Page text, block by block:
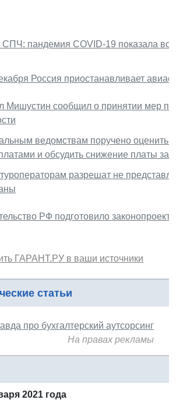
пандемия COVID-19 показала
Россия приостанавливает
Мишустин сообщил о принятии мер
ведомствам поручено оценить
и обсудить снижение платы за
разрешат не
РФ подготовило законопроект
ГАРАНТ.РУ в ваши источники
статьи
про бухгалтерский аутсорсинг
На правах рекламы
2021 года